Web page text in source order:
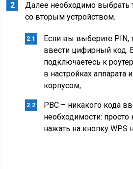
Далее необходимо выбрать
со вторым устройством.
Если вы выберите PIN,
ввести цифирный код.
подключаетесь к
в настройках аппарата
корпусом;
PBC – никакого кода
необходимости:
нажать на кнопку WPS